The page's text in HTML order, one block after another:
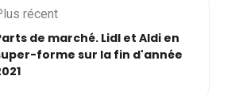
récent
de marché. Lidl et Aldi en
forme sur la fin d'année